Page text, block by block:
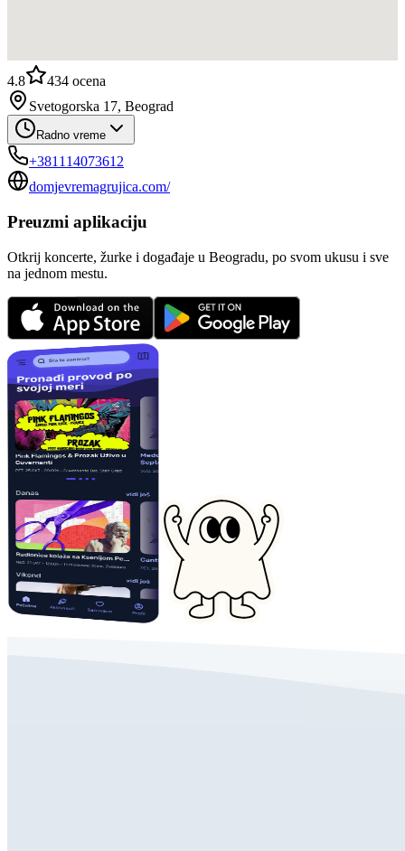
4.8 434 ocena
Svetogorska 17, Beograd
Radno vreme
+381114073612
domjevremagrujica.com/
Preuzmi aplikaciju
Otkrij koncerte, žurke i događaje u Beogradu, po svom ukusu i sve
na jednom mestu.